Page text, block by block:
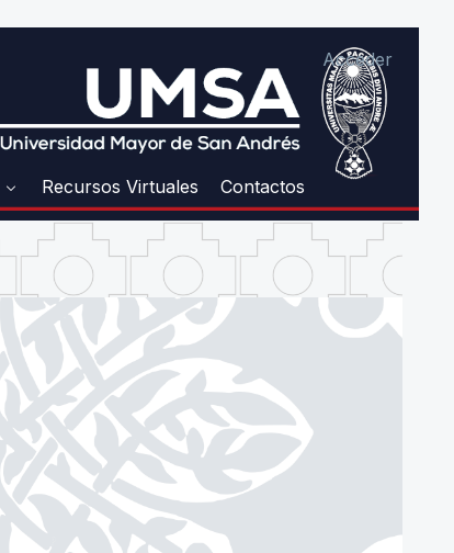
Acceder
Recursos Virtuales Contactos